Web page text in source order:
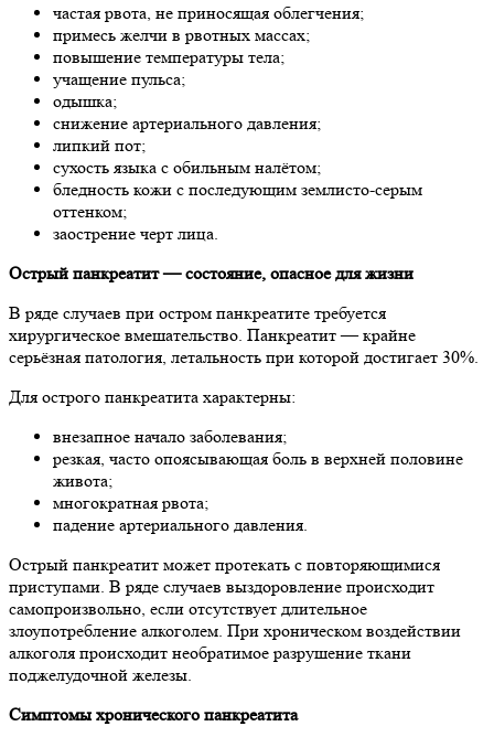
частая рвота, не приносящая облегчения;
примесь желчи в рвотных массах;
повышение температуры тела;
учащение пульса;
одышка;
снижение артериального давления;
липкий пот;
сухость языка с обильным налётом;
бледность кожи с последующим землисто-серым
оттенком;
заострение черт лица.
Острый панкреатит — состояние, опасное для жизни
В ряде случаев при остром панкреатите требуется
хирургическое вмешательство. Панкреатит — крайне
серьёзная патология, летальность при которой достигает 30%.
Для острого панкреатита характерны:
внезапное начало заболевания;
резкая, часто опоясывающая боль в верхней половине
живота;
многократная рвота;
падение артериального давления.
Острый панкреатит может протекать с повторяющимися
приступами. В ряде случаев выздоровление происходит
самопроизвольно, если отсутствует длительное
злоупотребление алкоголем. При хроническом воздействии
алкоголя происходит необратимое разрушение ткани
поджелудочной железы.
Симптомы хронического панкреатита